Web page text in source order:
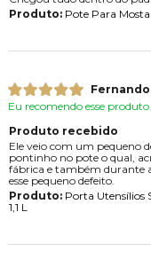
Produto:Pote Para
Fernando
Eu recomendo esse produto.
Produto recebido
Ele veio com um pequeno
pontinho no pote o qual,
fábrica e também durante
esse pequeno defeito.
Produto:Porta Utensílios
1,1 L